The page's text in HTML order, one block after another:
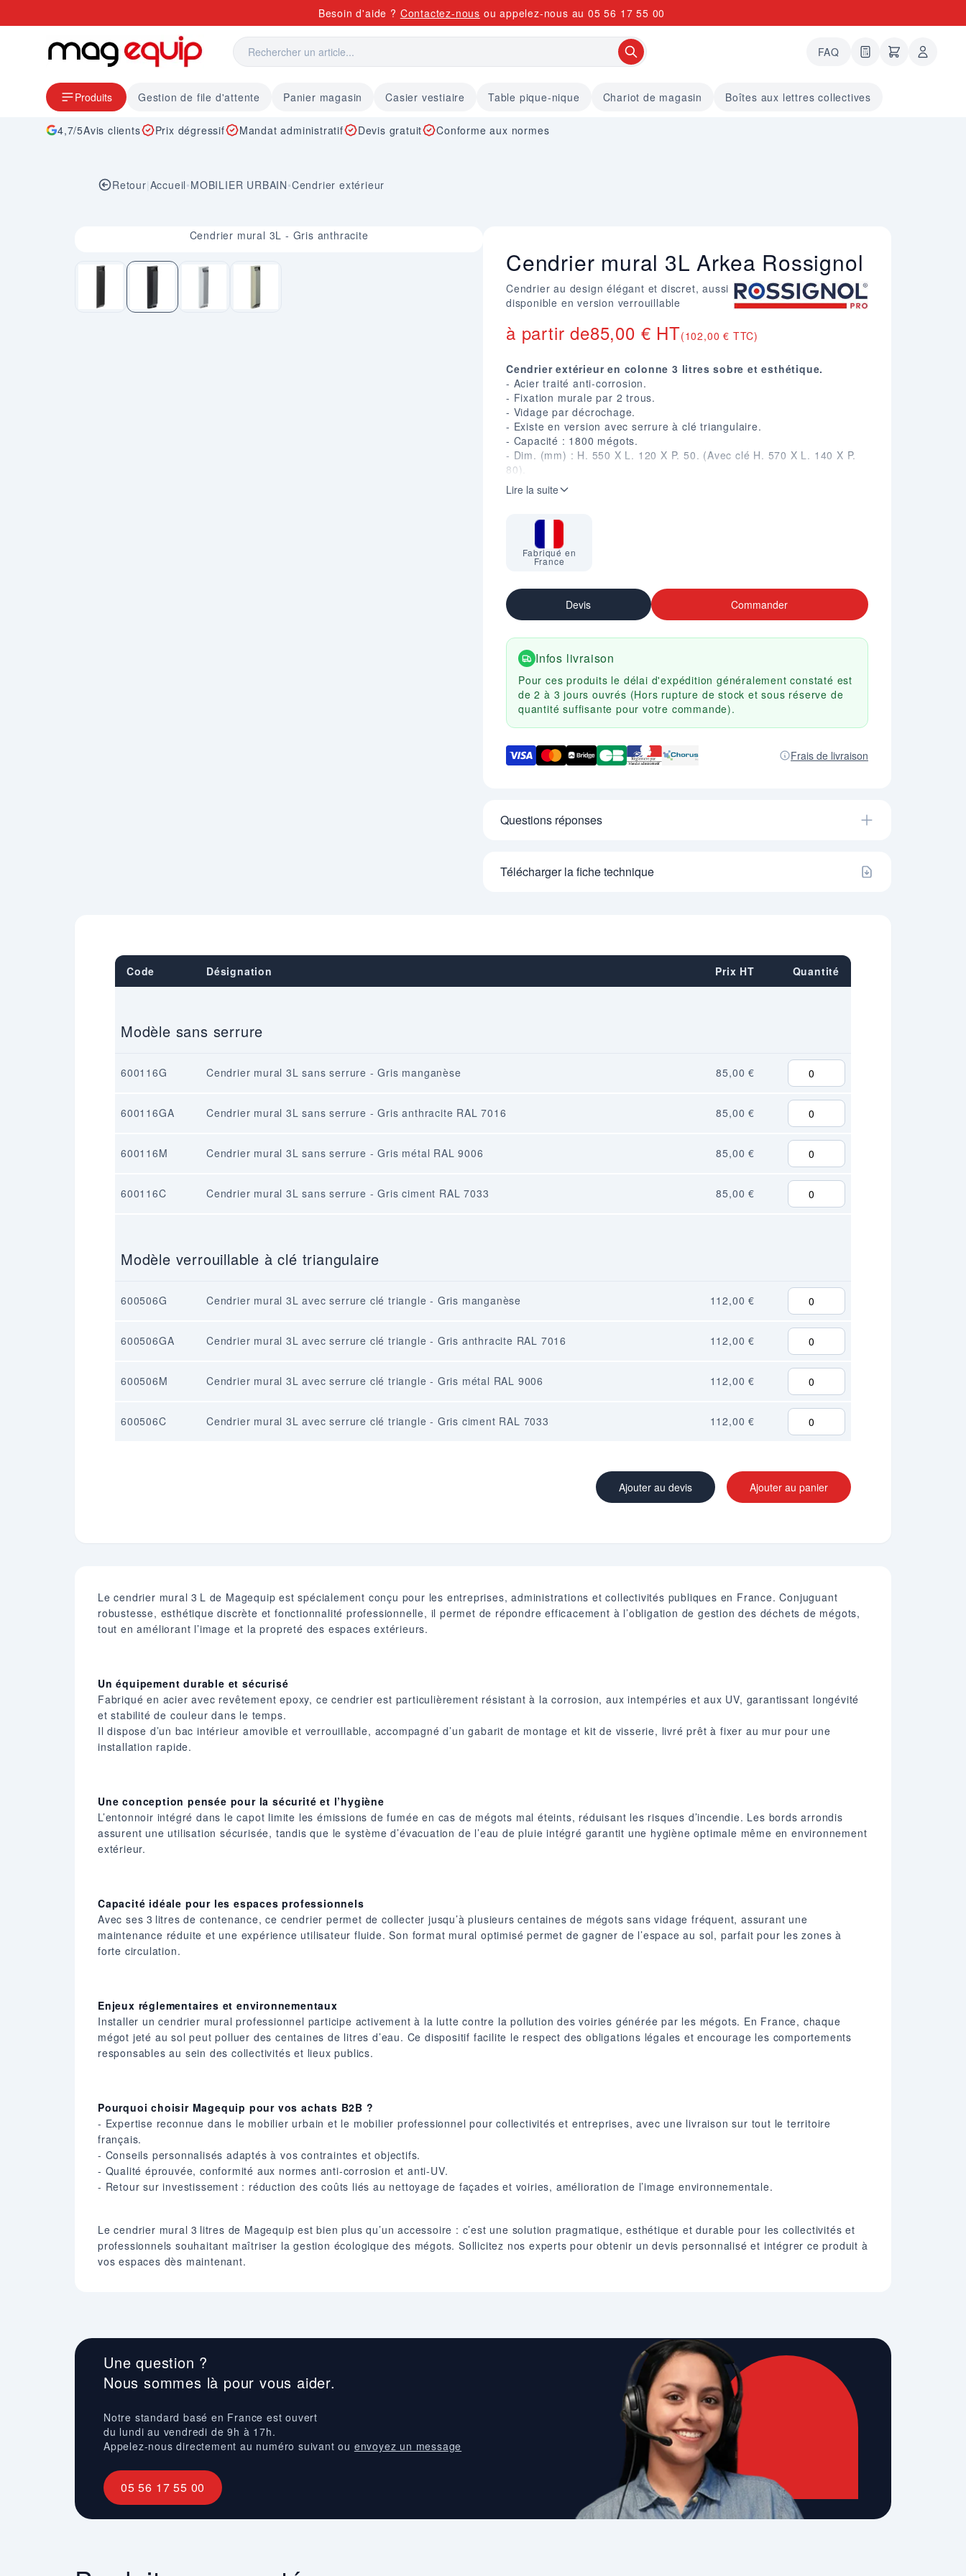
Besoin d'aide ? Contactez-nous ou appelez-nous au 05 56 17 55 00
FAQ 0 articles dans le
undefined
Produits Gestion de file d'attente Panier magasin Casier vestiaire Table pique-nique Chariot de magasin Boîtes aux lettres collectives
4,7/5Avis clients Prix dégressif Mandat administratif Devis gratuit Conforme aux normes
Retour|Accueil•MOBILIER URBAIN•Cendrier extérieur
Cendrier mural 3L - Gris anthracite
Cendrier mural 3L Arkea Rossignol
Cendrier au design élégant et discret, aussi
disponible en version verrouillable
à partir de85,00 € HT(102,00 € TTC)
Cendrier extérieur en colonne 3 litres sobre et esthétique.
- Acier traité anti-corrosion.
- Fixation murale par 2 trous.
- Vidage par décrochage.
- Existe en version avec serrure à clé triangulaire.
- Capacité : 1800 mégots.
- Dim. (mm) : H. 550 X L. 120 X P. 50. (Avec clé H. 570 X L. 140 X P.
80).
- 4 coloris au choix.
Lire la suite
Fabriqué en
France
Devis Commander
Infos livraison
Pour ces produits le délai d'expédition généralement constaté est
de 2 à 3 jours ouvrés (Hors rupture de stock et sous réserve de
quantité suffisante pour votre commande).
Frais de livraison
Questions réponses
Télécharger la fiche technique
Code Désignation Prix HT Quantité
Modèle sans serrure
600116G Cendrier mural 3L sans serrure - Gris manganèse 85,00 €
600116GA Cendrier mural 3L sans serrure - Gris anthracite RAL 7016 85,00 €
600116M Cendrier mural 3L sans serrure - Gris métal RAL 9006 85,00 €
600116C Cendrier mural 3L sans serrure - Gris ciment RAL 7033 85,00 €
Modèle verrouillable à clé triangulaire
600506G Cendrier mural 3L avec serrure clé triangle - Gris manganèse 112,00 €
600506GA Cendrier mural 3L avec serrure clé triangle - Gris anthracite RAL 7016 112,00 €
600506M Cendrier mural 3L avec serrure clé triangle - Gris métal RAL 9006 112,00 €
600506C Cendrier mural 3L avec serrure clé triangle - Gris ciment RAL 7033 112,00 €
Ajouter au devis Ajouter au panier
Le cendrier mural 3 L de Magequip est spécialement conçu pour les entreprises, administrations et collectivités publiques en France. Conjuguant
robustesse, esthétique discrète et fonctionnalité professionnelle, il permet de répondre efficacement à l’obligation de gestion des déchets de mégots,
tout en améliorant l’image et la propreté des espaces extérieurs.
Un équipement durable et sécurisé
Fabriqué en acier avec revêtement epoxy, ce cendrier est particulièrement résistant à la corrosion, aux intempéries et aux UV, garantissant longévité
et stabilité de couleur dans le temps.
Il dispose d’un bac intérieur amovible et verrouillable, accompagné d’un gabarit de montage et kit de visserie, livré prêt à fixer au mur pour une
installation rapide.
Une conception pensée pour la sécurité et l’hygiène
L’entonnoir intégré dans le capot limite les émissions de fumée en cas de mégots mal éteints, réduisant les risques d’incendie. Les bords arrondis
assurent une utilisation sécurisée, tandis que le système d’évacuation de l’eau de pluie intégré garantit une hygiène optimale même en environnement
extérieur.
Capacité idéale pour les espaces professionnels
Avec ses 3 litres de contenance, ce cendrier permet de collecter jusqu’à plusieurs centaines de mégots sans vidage fréquent, assurant une
maintenance réduite et une expérience utilisateur fluide. Son format mural optimisé permet de gagner de l’espace au sol, parfait pour les zones à
forte circulation.
Enjeux réglementaires et environnementaux
Installer un cendrier mural professionnel participe activement à la lutte contre la pollution des voiries générée par les mégots. En France, chaque
mégot jeté au sol peut polluer des centaines de litres d’eau. Ce dispositif facilite le respect des obligations légales et encourage les comportements
responsables au sein des collectivités et lieux publics.
Pourquoi choisir Magequip pour vos achats B2B ?
- Expertise reconnue dans le mobilier urbain et le mobilier professionnel pour collectivités et entreprises, avec une livraison sur tout le territoire
français.
- Conseils personnalisés adaptés à vos contraintes et objectifs.
- Qualité éprouvée, conformité aux normes anti-corrosion et anti-UV.
- Retour sur investissement : réduction des coûts liés au nettoyage de façades et voiries, amélioration de l’image environnementale.
Le cendrier mural 3 litres de Magequip est bien plus qu’un accessoire : c’est une solution pragmatique, esthétique et durable pour les collectivités et
professionnels souhaitant maîtriser la gestion écologique des mégots. Sollicitez nos experts pour obtenir un devis personnalisé et intégrer ce produit à
vos espaces dès maintenant.
Une question ?
Nous sommes là pour vous aider.
Notre standard basé en France est ouvert
du lundi au vendredi de 9h à 17h.
Appelez-nous directement au numéro suivant ou envoyez un message
05 56 17 55 00